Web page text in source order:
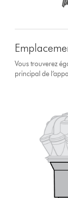
Vous trouverez
principal de